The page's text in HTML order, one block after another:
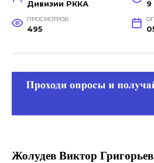
Дивизии РККА 9
ПРОСМОТРОВ
495
Жолудев Виктор